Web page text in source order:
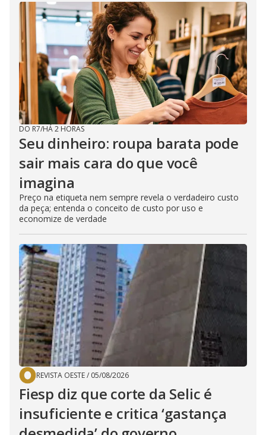
DO R7/HÁ 2 HORAS
Seu dinheiro: roupa barata pode
sair mais cara do que você
imagina
Preço na etiqueta nem sempre revela o verdadeiro custo
da peça; entenda o conceito de custo por uso e
economize de verdade
REVISTA OESTE/ 05/08/2026
Fiesp diz que corte da Selic é
insuficiente e critica ‘gastança